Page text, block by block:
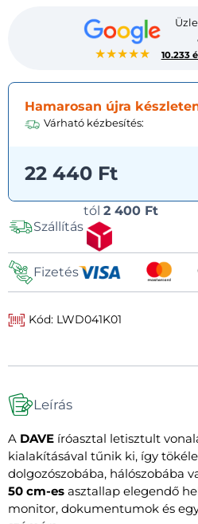
★★★★★ 10.233
Hamarosan újra
Várható kézbesítés:
22 440 Ft
Szállítás
tól 2 400 Ft
Fizetés
Kód: LWD041K01
Leírás
A DAVE íróasztal letisztult
kialakításával tűnik ki, így
dolgozószobába, hálószobába
50 cm-es asztallap elegendő
monitor, dokumentumok és